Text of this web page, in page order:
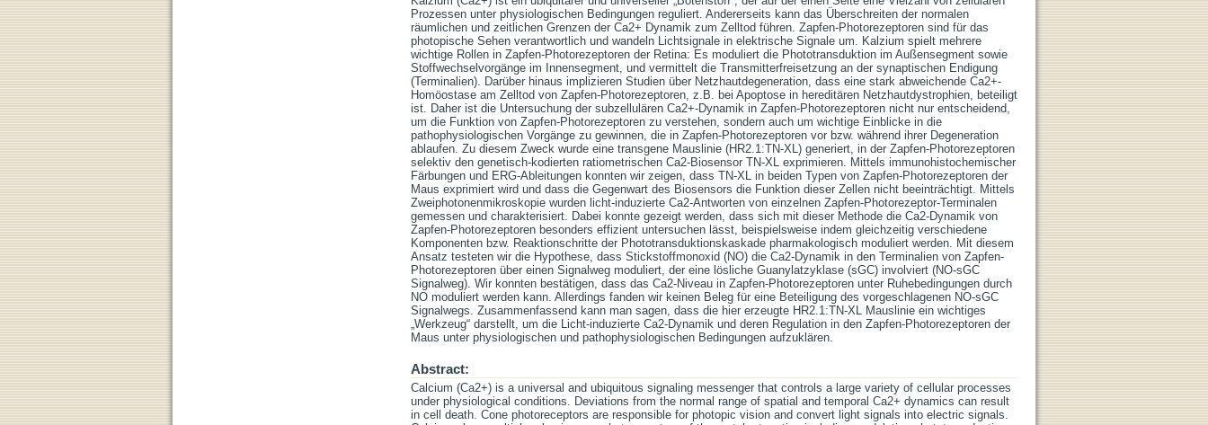
Prozessen unter physiologischen Bedingungen reguliert. Andererseits kann das Überschreiten der normalen
räumlichen und zeitlichen Grenzen der Ca2+ Dynamik zum Zelltod führen. Zapfen-Photorezeptoren sind für das
photopische Sehen verantwortlich und wandeln Lichtsignale in elektrische Signale um. Kalzium spielt mehrere
wichtige Rollen in Zapfen-Photorezeptoren der Retina: Es moduliert die Phototransduktion im Außensegment sowie
Stoffwechselvorgänge im Innensegment, und vermittelt die Transmitterfreisetzung an der synaptischen Endigung
(Terminalien). Darüber hinaus implizieren Studien über Netzhautdegeneration, dass eine stark abweichende Ca2+-
Homöostase am Zelltod von Zapfen-Photorezeptoren, z.B. bei Apoptose in hereditären Netzhautdystrophien, beteiligt
ist. Daher ist die Untersuchung der subzellulären Ca2+-Dynamik in Zapfen-Photorezeptoren nicht nur entscheidend,
um die Funktion von Zapfen-Photorezeptoren zu verstehen, sondern auch um wichtige Einblicke in die
pathophysiologischen Vorgänge zu gewinnen, die in Zapfen-Photorezeptoren vor bzw. während ihrer Degeneration
ablaufen. Zu diesem Zweck wurde eine transgene Mauslinie (HR2.1:TN-XL) generiert, in der Zapfen-Photorezeptoren
selektiv den genetisch-kodierten ratiometrischen Ca2-Biosensor TN-XL exprimieren. Mittels immunohistochemischer
Färbungen und ERG-Ableitungen konnten wir zeigen, dass TN-XL in beiden Typen von Zapfen-Photorezeptoren der
Maus exprimiert wird und dass die Gegenwart des Biosensors die Funktion dieser Zellen nicht beeinträchtigt. Mittels
Zweiphotonenmikroskopie wurden licht-induzierte Ca2-Antworten von einzelnen Zapfen-Photorezeptor-Terminalen
gemessen und charakterisiert. Dabei konnte gezeigt werden, dass sich mit dieser Methode die Ca2-Dynamik von
Zapfen-Photorezeptoren besonders effizient untersuchen lässt, beispielsweise indem gleichzeitig verschiedene
Komponenten bzw. Reaktionschritte der Phototransduktionskaskade pharmakologisch moduliert werden. Mit diesem
Ansatz testeten wir die Hypothese, dass Stickstoffmonoxid (NO) die Ca2-Dynamik in den Terminalien von Zapfen-
Photorezeptoren über einen Signalweg moduliert, der eine lösliche Guanylatzyklase (sGC) involviert (NO-sGC
Signalweg). Wir konnten bestätigen, dass das Ca2-Niveau in Zapfen-Photorezeptoren unter Ruhebedingungen durch
NO moduliert werden kann. Allerdings fanden wir keinen Beleg für eine Beteiligung des vorgeschlagenen NO-sGC
Signalwegs. Zusammenfassend kann man sagen, dass die hier erzeugte HR2.1:TN-XL Mauslinie ein wichtiges
„Werkzeug“ darstellt, um die Licht-induzierte Ca2-Dynamik und deren Regulation in den Zapfen-Photorezeptoren der
Maus unter physiologischen und pathophysiologischen Bedingungen aufzuklären.
Abstract:
Calcium (Ca2+) is a universal and ubiquitous signaling messenger that controls a large variety of cellular processes
under physiological conditions. Deviations from the normal range of spatial and temporal Ca2+ dynamics can result
in cell death. Cone photoreceptors are responsible for photopic vision and convert light signals into electric signals.